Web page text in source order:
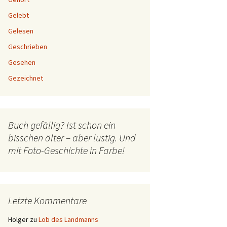
Gelebt
Gelesen
Geschrieben
Gesehen
Gezeichnet
Buch gefällig? Ist schon ein
bisschen älter – aber lustig. Und
mit Foto-Geschichte in Farbe!
Letzte Kommentare
Holger zu Lob des Landmanns